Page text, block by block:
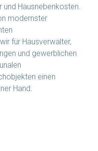
und Hausnebenkosten.
modernster
für Hausverwalter,
und gewerblichen
einen
Hand.